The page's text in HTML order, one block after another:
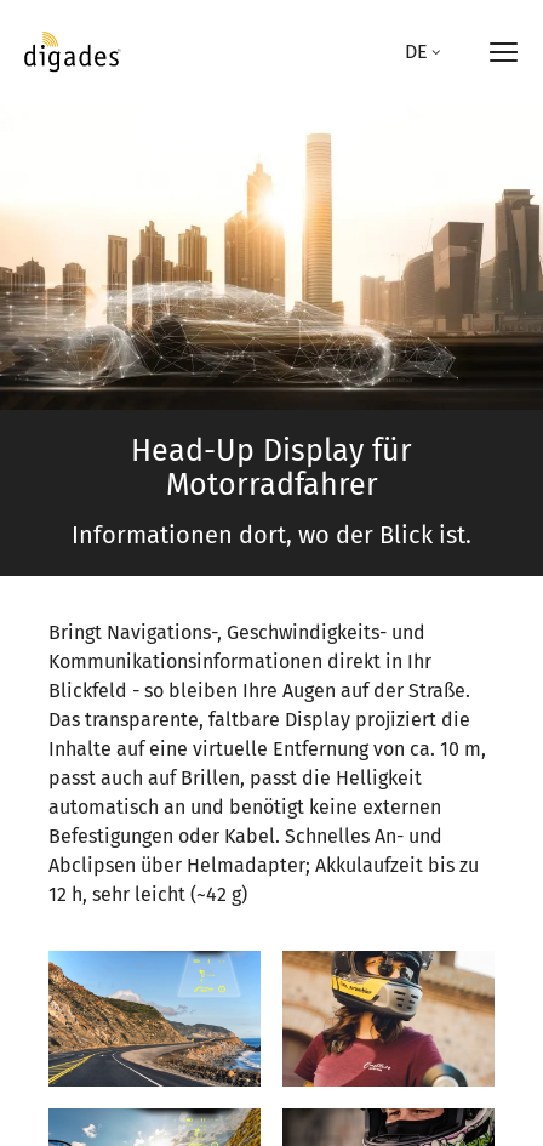
zum
Inhalt
DE
Head-Up Display für
Motorradfahrer
Informationen dort, wo der Blick ist.
Bringt Navigations-, Geschwindigkeits- und
Kommunikationsinformationen direkt in Ihr
Blickfeld - so bleiben Ihre Augen auf der Straße.
Das transparente, faltbare Display projiziert die
Inhalte auf eine virtuelle Entfernung von ca. 10 m,
passt auch auf Brillen, passt die Helligkeit
automatisch an und benötigt keine externen
Befestigungen oder Kabel. Schnelles An- und
Abclipsen über Helmadapter; Akkulaufzeit bis zu
12 h, sehr leicht (~42 g)